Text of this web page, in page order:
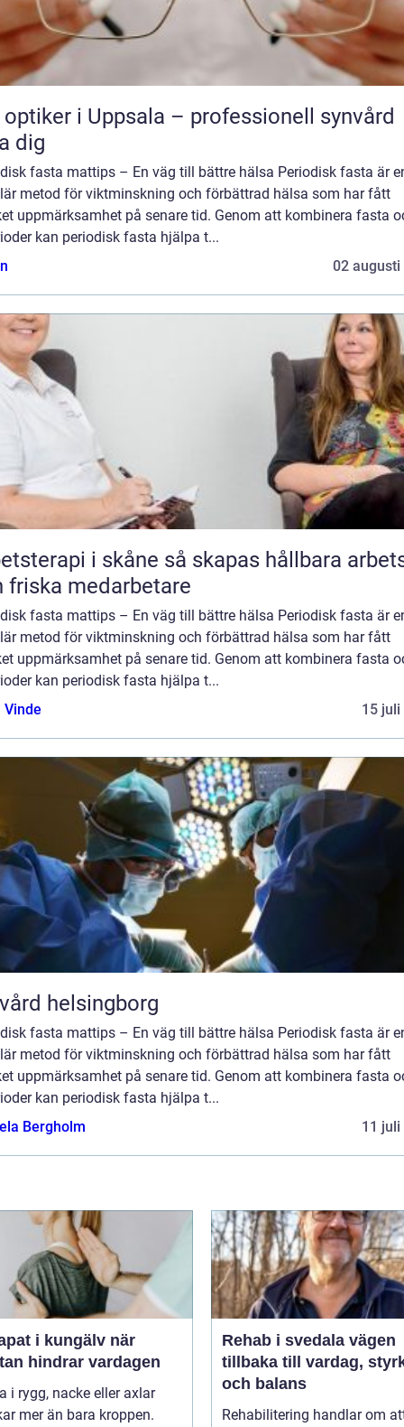
optiker i Uppsala – professionell synvård
dig
fasta mattips – En väg till bättre hälsa Periodisk fasta är
metod för viktminskning och förbättrad hälsa som har fått
uppmärksamhet på senare tid. Genom att kombinera fasta
kan periodisk fasta hjälpa t...
02 augusti
i skåne så skapas hållbara arbetsliv
friska medarbetare
fasta mattips – En väg till bättre hälsa Periodisk fasta är
metod för viktminskning och förbättrad hälsa som har fått
uppmärksamhet på senare tid. Genom att kombinera fasta
kan periodisk fasta hjälpa t...
Vinde
15 juli
helsingborg
fasta mattips – En väg till bättre hälsa Periodisk fasta är
metod för viktminskning och förbättrad hälsa som har fått
uppmärksamhet på senare tid. Genom att kombinera fasta
kan periodisk fasta hjälpa t...
Bergholm
11 juli
i kungälv när
hindrar vardagen
i rygg, nacke eller axlar
mer än bara kroppen.
Rehab i svedala vägen
tillbaka till vardag,
och balans
Rehabilitering handlar om